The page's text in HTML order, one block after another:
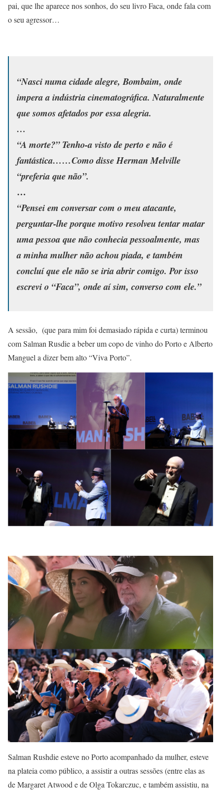
pai, que lhe aparece nos sonhos, do seu livro Faca, onde fala com
o seu agressor…
“Nasci numa cidade alegre, Bombaim, onde
impera a indústria cinematográfica. Naturalmente
que somos afetados por essa alegria.
…
“A morte?” Tenho-a visto de perto e não é
fantástica……Como disse Herman Melville
“preferia que não”.
…
“Pensei em conversar com o meu atacante,
perguntar-lhe porque motivo resolveu tentar matar
uma pessoa que não conhecia pessoalmente, mas
a minha mulher não achou piada, e também
concluí que ele não se iria abrir comigo. Por isso
escrevi o “Faca”, onde aí sim, converso com ele.”
A sessão, (que para mim foi demasiado rápida e curta) terminou
com Salman Rusdie a beber um copo de vinho do Porto e Alberto
Manguel a dizer bem alto “Viva Porto”.
Salman Rushdie esteve no Porto acompanhado da mulher, esteve
na plateia como público, a assistir a outras sessões (entre elas as
de Margaret Atwood e de Olga Tokarczuc, e também assistiu, na